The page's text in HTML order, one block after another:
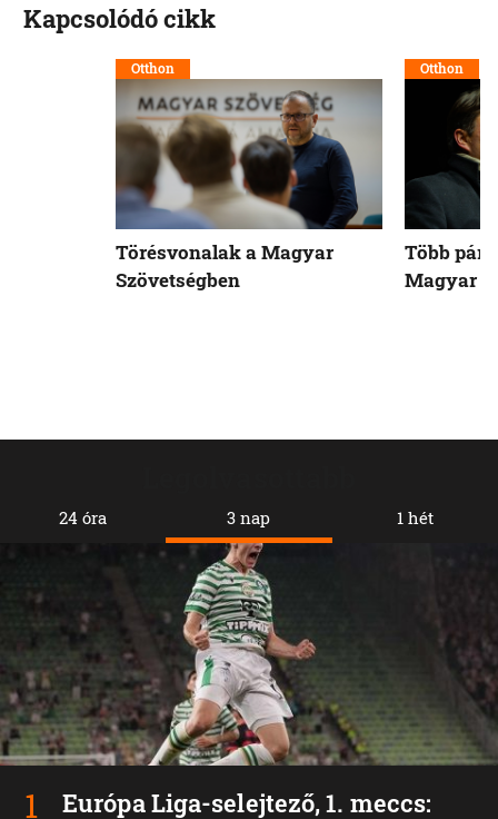
24 óra 3 nap
Európa Liga-selejtező, 1. meccs:
1 hét
Kapcsolódó cikk
Otthon
Törésvonalak a Magyar
Szövetségben
Otthon
Több
Magyar